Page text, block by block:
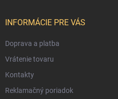
INFORMÁCIE PRE VÁS
Doprava a platba
Vrátenie tovaru
Kontakty
Reklamačný poriadok